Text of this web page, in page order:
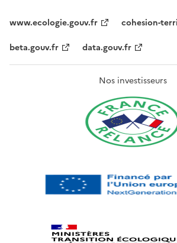
www.ecologie.gouv.fr
cohesion-
beta.gouv.fr
data.gouv.fr
Nos investisseurs